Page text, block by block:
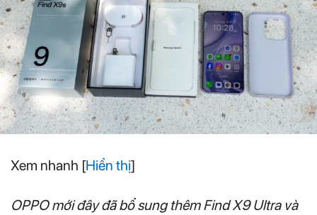
Xem nhanh [Hiển thị]
OPPO mới đây đã bổ sung thêm Find X9 Ultra và